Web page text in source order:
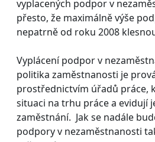
vyplacených podpor v
přesto, že maximálně výše
nepatrně od roku 2008
Vyplácení podpor v
politika zaměstnanosti je
prostřednictvím úřadů práce,
situaci na trhu práce a evidují
zaměstnání. Jak se nadále
podpory v nezaměstnanosti